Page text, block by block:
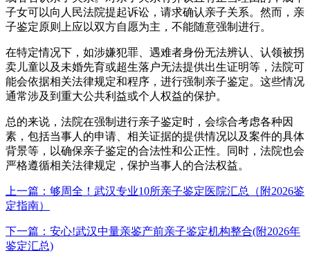
子女可以向人民法院提起诉讼，请求确认亲子关系。然而，亲
子鉴定原则上应以双方自愿为主，不能随意强制进行。
在特定情况下，如涉嫌犯罪、遇难者身份无法辨认、认领被拐
卖儿童以及未婚先育或超生落户无法提供出生证明等，法院可
能会依据相关法律规定和程序，进行强制亲子鉴定。这些情况
通常涉及到重大公共利益或个人权益的保护。
总的来说，法院在强制进行亲子鉴定时，会综合考虑各种因
素，包括当事人的申请、相关证据的提供情况以及案件的具体
背景等，以确保亲子鉴定的合法性和公正性。同时，法院也会
严格遵循相关法律规定，保护当事人的合法权益。
上一篇：够周全！武汉专业10所亲子鉴定医院汇总（附2026鉴
定指南）
下一篇：安心!武汉中量亲鉴产前亲子鉴定机构整合(附2026年
鉴定汇总)